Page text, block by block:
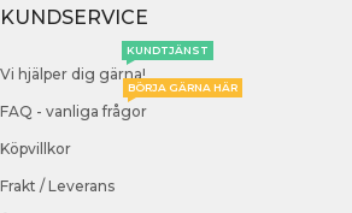
KUNDSERVICE
Vi hjälper dig gärna!
KUNDTJÄNST
FAQ - vanliga frågor
BÖRJA GÄRNA HÄR
Köpvillkor
Frakt / Leverans